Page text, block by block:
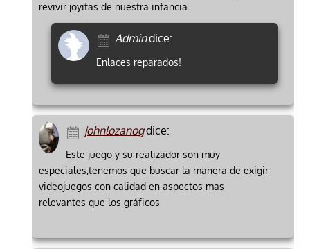
revivir joyitas de nuestra infancia.
Admindice:
Enlaces reparados!
johnlozanogdice:
Este juego y su realizador son muy
especiales,tenemos que buscar la manera de exigir
videojuegos con calidad en aspectos mas
relevantes que los gráficos